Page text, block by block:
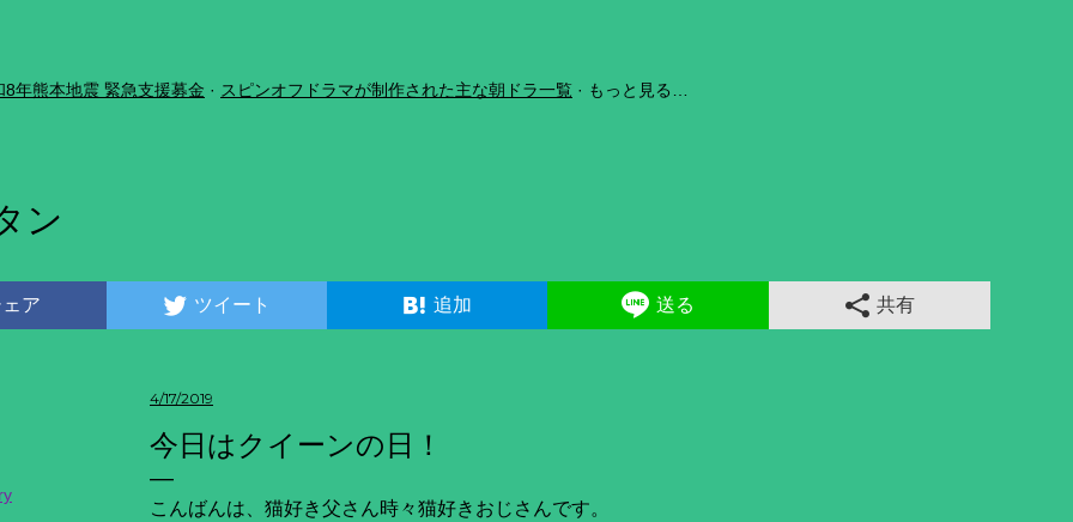
8年熊本地震 緊急支援募金 スピンオフドラマが制作された主な朝ドラ一覧 もっと見る…
ン
ア ツイート 追加 送る 共有
4/17/2019
今日はクイーンの日！
こんばんは、猫好き父さん時々猫好きおじさんです。